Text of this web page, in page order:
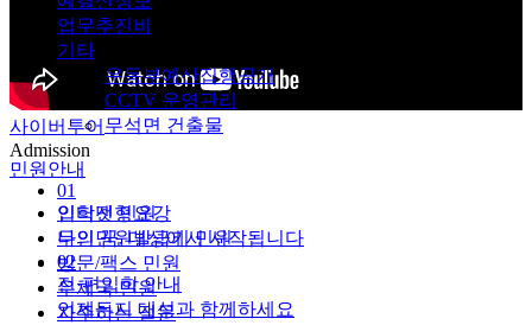
업무추진비
기타
운동부예산집행공개
CCTV 운영관리
무석면 건출물
민원안내
인터넷 민원
무인민원발급기 민원
방문/팩스 민원
우체국 민원
자주하는 질문
사이버투어
Admission
01
입학전형요강
나의 꿈, 대성에서 시작됩니다
02
전·편입학 안내
언제든지 대성과 함께하세요